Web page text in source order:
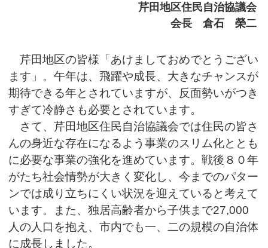
芹田地区住民自治協議会
会長 倉石 榮二
芹田地区の皆様「あけましておめでとうござい
ます」。午年は、飛躍や成長、大きなチャンスが
期待できる年とされていますが、反面勢いがつき
すぎて冷静さも必要とされています。
さて、芹田地区住民自治協議会では住民の皆さ
んの身近な存在になるよう事業のスリム化ととも
に必要な事業の強化を進めています。戦後８０年
がたち社会情勢が大きく変化し、今までのパター
ンでは成り立ちにくい状況を迎えていると考えて
います。また、独居高齢者から子供まで27,000
人の人口を抱え、市内でも一、二の規模の自治体
に成長しました。